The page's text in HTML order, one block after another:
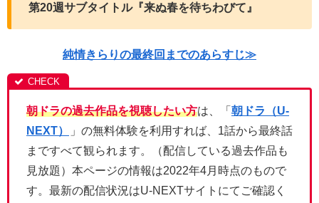
第20週サブタイトル『来ぬ春を待ちわびて』
純情きらりの最終回までのあらすじ≫
朝ドラの過去作品を視聴したい方は、「 朝ドラ（U-
NEXT）
」の無料体験を利用すれば、1話から最終話
まですべて観られます。（配信している過去作品も
見放題）本ページの情報は2022年4月時点のもので
す。最新の配信状況はU-NEXTサイトにてご確認く